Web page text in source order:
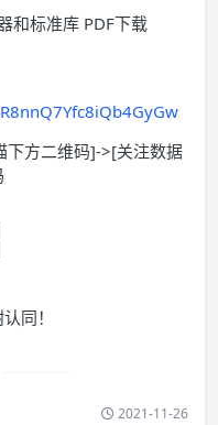
和标准库 PDF下载
方二维码]->[关注数据
同！
2021-11-26